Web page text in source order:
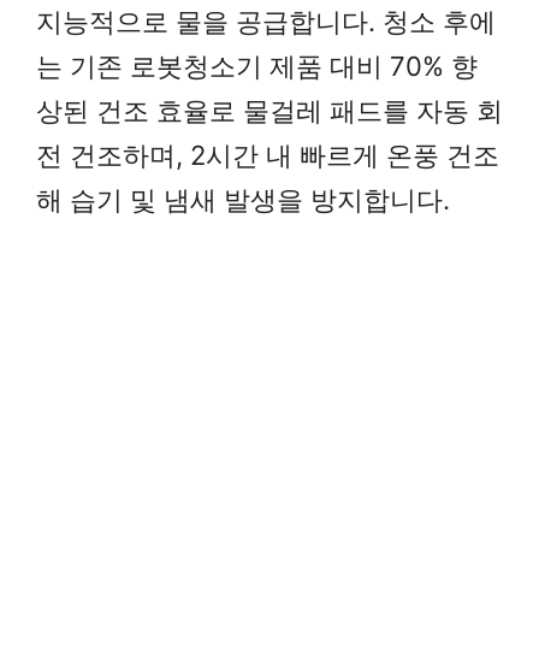
지능적으로 물을 공급합니다. 청소 후에
는 기존 로봇청소기 제품 대비 70% 향
상된 건조 효율로 물걸레 패드를 자동 회
전 건조하며, 2시간 내 빠르게 온풍 건조
해 습기 및 냄새 발생을 방지합니다.